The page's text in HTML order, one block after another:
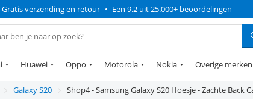
Gratis verzending en retour • Een 9.2 uit 25.000+ beoordelingen
Huawei Oppo Motorola Nokia Overige merken
Galaxy S20 Shop4 - Samsung Galaxy S20 Hoesje - Zachte Back